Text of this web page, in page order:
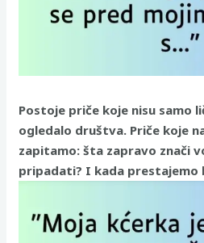
Postoje priče koje nisu samo
ogledalo društva. Priče koje
zapitamo: šta zapravo znači
pripadati? I kada prestajemo